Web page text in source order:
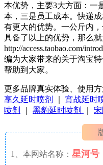
本优势，主要3大方面：一
本，三是员工成本。快递
有更大的优势。一公斤内
具备了以上的优势，那么
http://access.taobao.com/
编为大家带来的关于淘宝
帮助到大家。
更多品牌真实体验、使用
享久延时喷剂
宵战延时
喷剂
黑豹延时喷剂
1、本网站名称： 星河号